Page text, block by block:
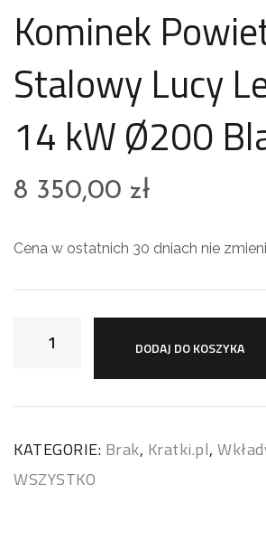
Kominek
Stalowy Lucy
14 kW Ø200
8 350,00 zł
Cena w ostatnich 30 dniach nie
DODAJ DO KOSZYKA
KATEGORIE: Brak, Kratki.pl,
WSZYSTKO